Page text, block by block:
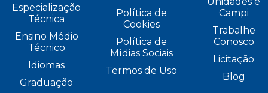
Especialização
Técnica
Ensino Médio
Técnico
Idiomas
Graduação
Política de
Cookies
Política de
Mídias Sociais
Termos de Uso
Campi
Trabalhe
Conosco
Licitação
Blog